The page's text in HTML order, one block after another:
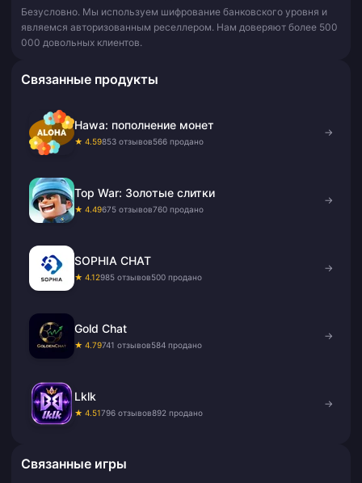
Безусловно. Мы используем шифрование банковского уровня и
являемся авторизованным реселлером. Нам доверяют более 500
000 довольных клиентов.
Связанные продукты
Hawa: пополнение монет
★ 4.59853 отзывов566 продано
→
Top War: Золотые слитки
★ 4.49675 отзывов760 продано
→
SOPHIA CHAT
★ 4.12985 отзывов500 продано
→
Gold Chat
★ 4.79741 отзывов584 продано
→
Lklk
★ 4.51796 отзывов892 продано
→
Связанные игры